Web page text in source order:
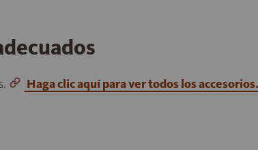
Haga clic aquí para ver todos los accesorios.